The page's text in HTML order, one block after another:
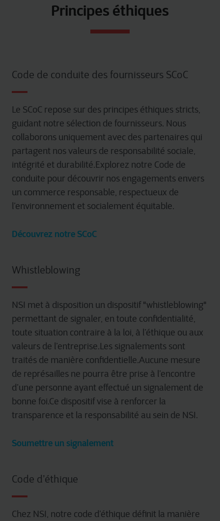
Principes éthiques
Code de conduite des fournisseurs SCoC
Le SCoC repose sur des principes éthiques stricts,
guidant notre sélection de fournisseurs. Nous
collaborons uniquement avec des partenaires qui
partagent nos valeurs de responsabilité sociale,
intégrité et durabilité.Explorez notre Code de
conduite pour découvrir nos engagements envers
un commerce responsable, respectueux de
l’environnement et socialement équitable.
Découvrez notre SCoC
Whistleblowing
NSI met à disposition un dispositif "whistleblowing"
permettant de signaler, en toute confidentialité,
toute situation contraire à la loi, à l’éthique ou aux
valeurs de l’entreprise.Les signalements sont
traités de manière confidentielle.Aucune mesure
de représailles ne pourra être prise à l’encontre
d’une personne ayant effectué un signalement de
bonne foi.Ce dispositif vise à renforcer la
transparence et la responsabilité au sein de NSI.
Soumettre un signalement
Code d’éthique
Chez NSI, notre code d’éthique définit la manière